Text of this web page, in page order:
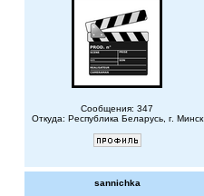
Сообщения: 347
Откуда: Республика Беларусь, г. Минск
sannichka